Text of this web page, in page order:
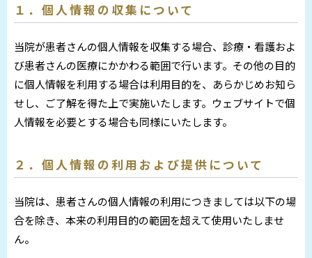
１．個人情報の収集について
当院が患者さんの個人情報を収集する場合、診療・看護およ
び患者さんの医療にかかわる範囲で行います。その他の目的
に個人情報を利用する場合は利用目的を、あらかじめお知ら
せし、ご了解を得た上で実施いたします。ウェブサイトで個
人情報を必要とする場合も同様にいたします。
２．個人情報の利用および提供について
当院は、患者さんの個人情報の利用につきましては以下の場
合を除き、本来の利用目的の範囲を超えて使用いたしませ
ん。